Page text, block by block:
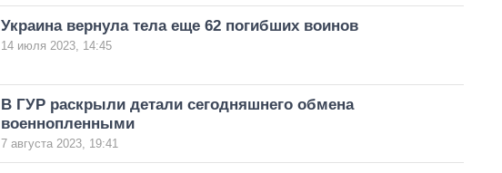
Украина вернула тела еще 62 погибших воинов
14 июля 2023, 14:45
В ГУР раскрыли детали сегодняшнего обмена
военнопленными
7 августа 2023, 19:41